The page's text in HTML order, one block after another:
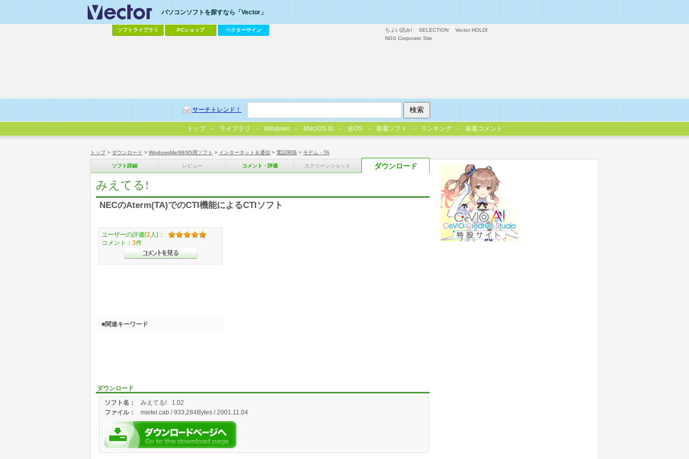
トップ> ダウンロード > WindowsMe/98/95用ソフト > インターネット＆通信 > 電話関係 > モデム・TA
ソフト詳細 レビュー コメント・評価 スクリーンショット ダウンロード
みえてる!
NECのAterm(TA)でのCTI機能によるCTIソフト
ダウンロード
ソフト名：
みえてる! 1.02
ファイル： mietel.cab / 933,284Bytes / 2001.11.04
ユーザーの評価(2 人)：
コメント： 3件
■関連キーワード
ちょい読み! SELECTION
Vector HOLDI
NGS Corporate Site
パソコンソフトを探すなら「Vector」
ソフトライブラリ PCショップ ベクターサイン
サーチトレンド！
トップ ライブラリ Windows Mac(OS X) 全OS 新着ソフト ランキング 新着コメント